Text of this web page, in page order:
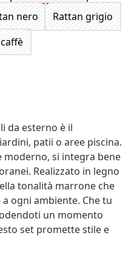
nero
Rattan grigio
da esterno è il
patii o aree piscina.
moderno, si integra bene
Realizzato in legno
tonalità marrone che
ogni ambiente. Che tu
un momento
set promette stile e